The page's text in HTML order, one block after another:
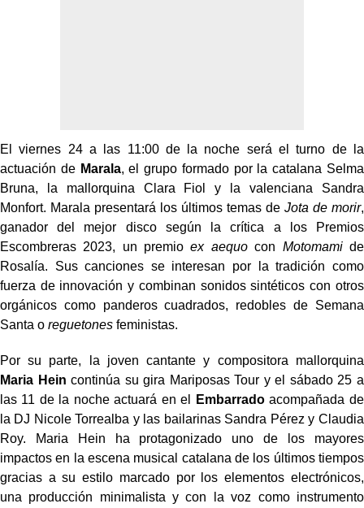
El viernes 24 a las 11:00 de la noche será el turno de la
actuación de Marala, el grupo formado por la catalana Selma
Bruna, la mallorquina Clara Fiol y la valenciana Sandra
Monfort. Marala presentará los últimos temas de Jota de morir,
ganador del mejor disco según la crítica a los Premios
Escombreras 2023, un premioex aequocon Motomamide
Rosalía. Sus canciones se interesan por la tradición como
fuerza de innovación y combinan sonidos sintéticos con otros
orgánicos como panderos cuadrados, redobles de Semana
Santa o reguetones feministas.
Por su parte, la joven cantante y compositora mallorquina
Maria Hein continúa su gira Mariposas Tour y el sábado 25 a
las 11 de la noche actuará en el
Embarradoacompañada de
la DJ Nicole Torrealba y las bailarinas Sandra Pérez y Claudia
Roy. Maria Hein ha protagonizado uno de los mayores
impactos en la escena musical catalana de los últimos tiempos
gracias a su estilo marcado por los elementos electrónicos,
una producción minimalista y con la voz como instrumento